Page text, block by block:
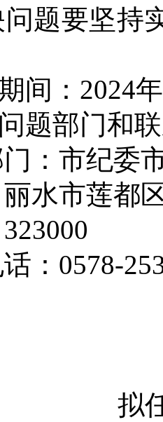
题要坚持
：2024年
部门和联
市纪委市
市莲都区
0578-
拟